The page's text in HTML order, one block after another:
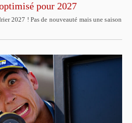
pour 2027
2027 ! Pas de nouveauté mais une saison